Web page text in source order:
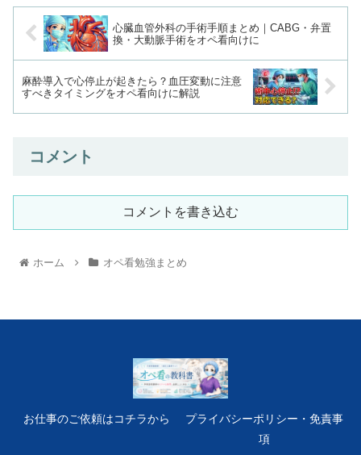
心臓血管外科の手術手順まとめ｜CABG・弁置
換・大動脈手術をオペ看向けに
麻酔導入で心停止が起きたら？血圧変動に注意
すべきタイミングをオペ看向けに解説
コメント
コメントを書き込む
ホーム オペ看勉強まとめ
お仕事のご依頼はコチラから
プライバシーポリシー・免責事
項